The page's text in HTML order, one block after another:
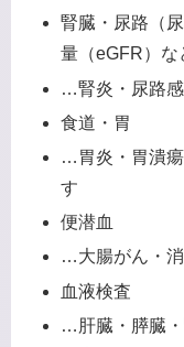
腎臓・尿路（
量（eGFR）な
…腎炎・尿路
食道・胃
…胃炎・胃潰
す
便潜血
…大腸がん・
血液検査
…肝臓・膵臓